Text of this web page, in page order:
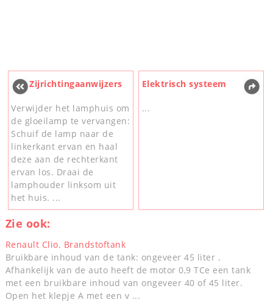
Zijrichtingaanwijzers
Verwijder het lamphuis om
de gloeilamp te vervangen:
Schuif de lamp naar de
linkerkant ervan en haal
deze aan de rechterkant
ervan los. Draai de
lamphouder linksom uit
het huis. ...
Elektrisch systeem
...
Zie ook:
Renault Clio. Brandstoftank
Bruikbare inhoud van de tank: ongeveer 45 liter .
Afhankelijk van de auto heeft de motor 0,9 TCe een tank
met een bruikbare inhoud van ongeveer 40 of 45 liter.
Open het klepje A met een v ...